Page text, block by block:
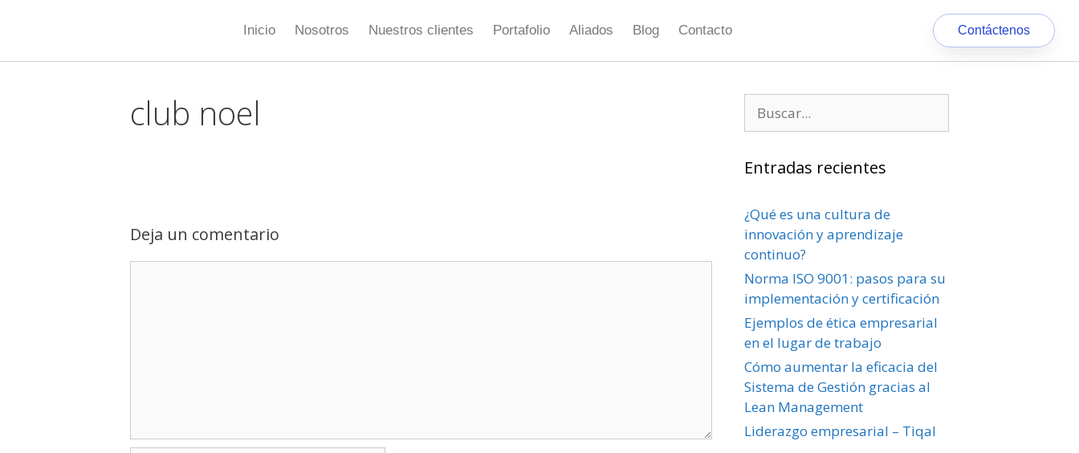
Inicio Nosotros Nuestros clientes Portafolio Aliados Blog Contacto Contáctenos
club noel
Deja un comentario
Entradas recientes
¿Qué es una cultura de
innovación y aprendizaje
continuo?
Norma ISO 9001: pasos para su
implementación y certificación
Ejemplos de ética empresarial
en el lugar de trabajo
Cómo aumentar la eficacia del
Sistema de Gestión gracias al
Lean Management
Liderazgo empresarial – Tiqal